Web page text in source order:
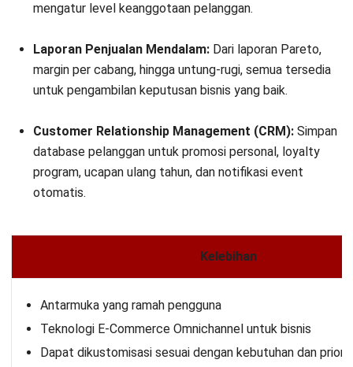
mengatur level keanggotaan pelanggan.
Laporan Penjualan Mendalam: Dari laporan Pareto,
margin per cabang, hingga untung-rugi, semua tersedia
untuk pengambilan keputusan bisnis yang baik.
Customer Relationship Management (CRM): Simpan
database pelanggan untuk promosi personal, loyalty
program, ucapan ulang tahun, dan notifikasi event
otomatis.
Kelebihan
Antarmuka yang ramah pengguna
Teknologi E-Commerce Omnichannel untuk bisnis
Dapat dikustomisasi sesuai dengan kebutuhan dan